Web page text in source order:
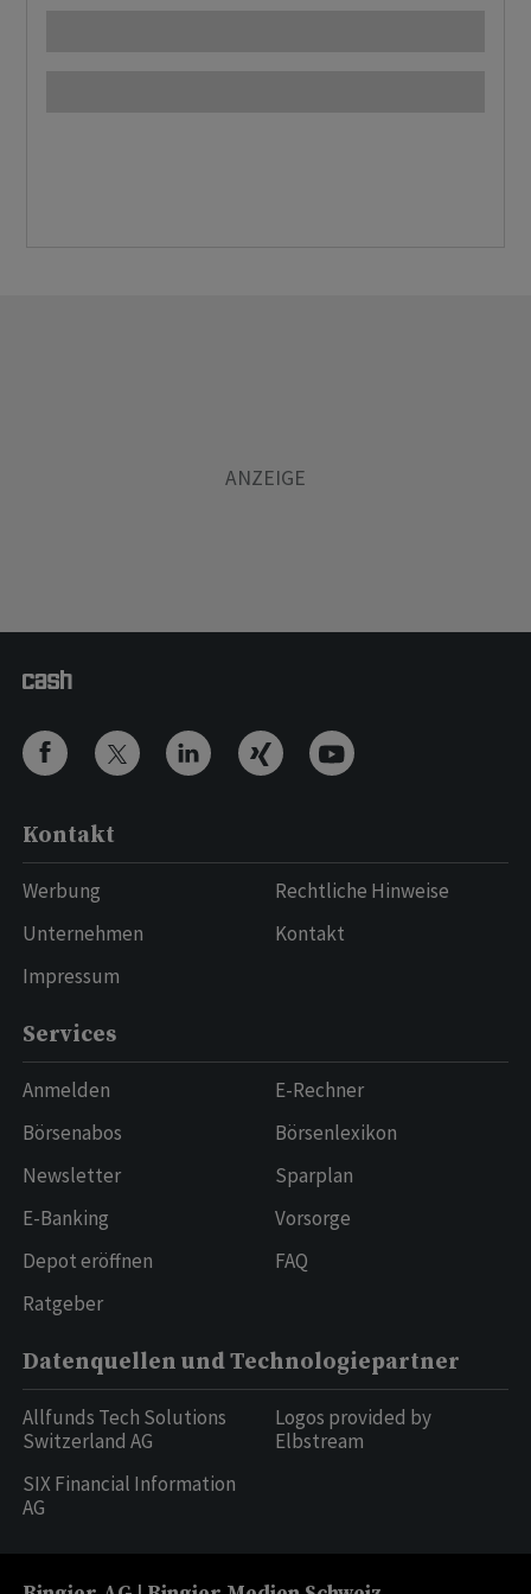
Kontakt
Werbung
Unternehmen
Impressum
Rechtliche Hinweise
Kontakt
Services
Anmelden
Börsenabos
Newsletter
E-Banking
Depot eröffnen
Ratgeber
E-Rechner
Börsenlexikon
Sparplan
Vorsorge
FAQ
Datenquellen und Technologiepartner
Allfunds Tech Solutions
Switzerland AG
SIX Financial Information
AG
Logos provided by
Elbstream